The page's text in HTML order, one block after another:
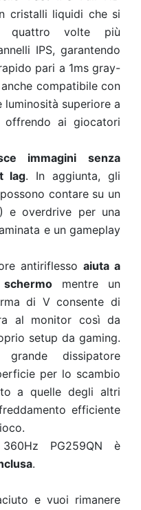
cristalli liquidi che si
quattro volte più
IPS, garantendo
pari a 1ms gray-
compatibile con
luminosità superiore a
offrendo ai giocatori
immagini senza
lag. In aggiunta, gli
contare su un
e overdrive per una
e un gameplay
antiriflesso aiuta a
mentre un
di V consente di
al monitor così da
setup da gaming.
dissipatore
per lo scambio
a quelle degli altri
efficiente
PG259QN è
.
e vuoi rimanere